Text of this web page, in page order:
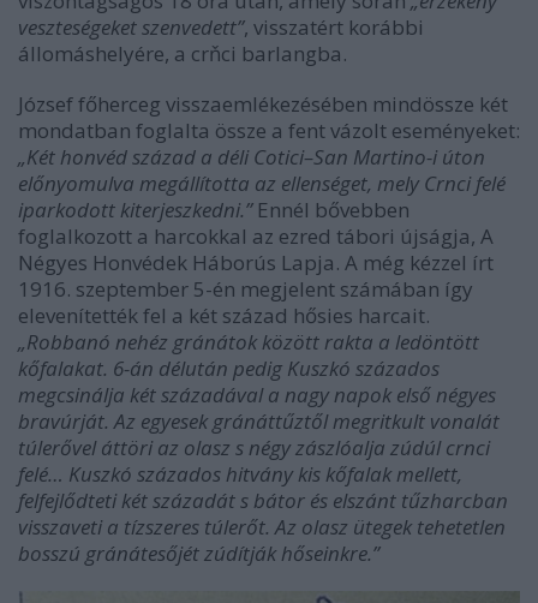
veszteségeket szenvedett”, visszatért korábbi
állomáshelyére, a crňci barlangba.
József főherceg visszaemlékezésében mindössze két
mondatban foglalta össze a fent vázolt eseményeket:
„Két honvéd század a déli Cotici–San Martino-i úton
előnyomulva megállította az ellenséget, mely Crnci felé
iparkodott kiterjeszkedni.”Ennél bővebben
foglalkozott a harcokkal az ezred tábori újságja, A
Négyes Honvédek Háborús Lapja. A még kézzel írt
1916. szeptember 5-én megjelent számában így
elevenítették fel a két század hősies harcait.
„Robbanó nehéz gránátok között rakta a ledöntött
kőfalakat. 6-án délután pedig Kuszkó százados
megcsinálja két századával a nagy napok első négyes
bravúrját. Az egyesek gránáttűztől megritkult vonalát
túlerővel áttöri az olasz s négy zászlóalja zúdúl crnci
felé… Kuszkó százados hitvány kis kőfalak mellett,
felfejlődteti két századát s bátor és elszánt tűzharcban
visszaveti a tízszeres túlerőt. Az olasz ütegek tehetetlen
bosszú gránátesőjét zúdítják hőseinkre.”